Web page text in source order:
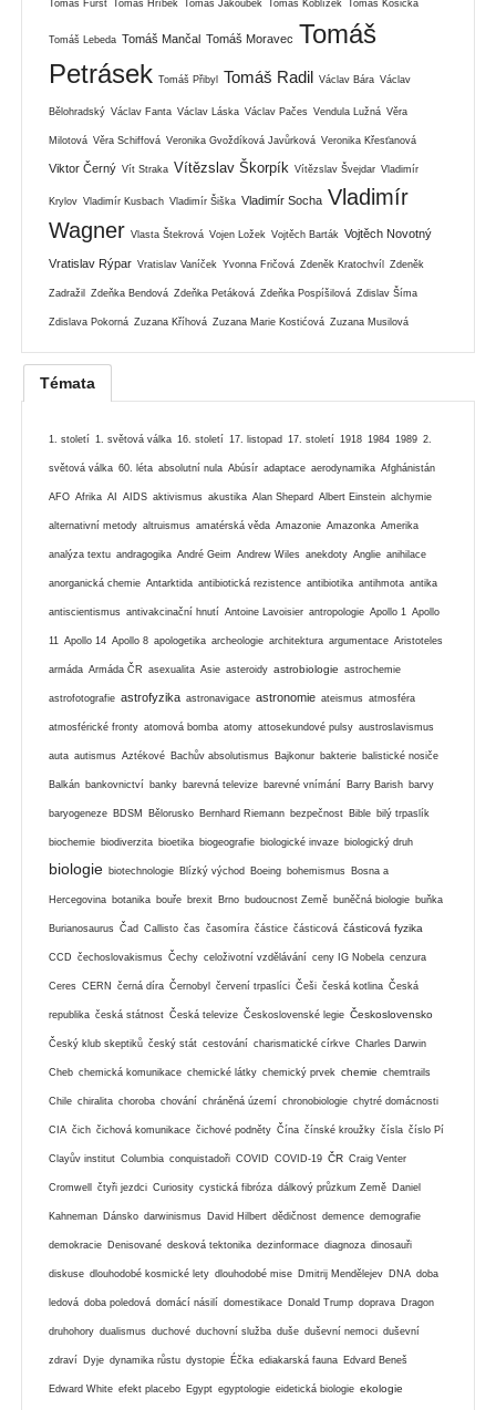
Tomáš Fürst Tomáš Hříbek Tomáš Jakoubek Tomáš Koblížek Tomáš Kosička
Tomáš Lebeda Tomáš Mančal Tomáš Moravec Tomáš
Petrásek Tomáš Přibyl Tomáš Radil Václav Bára Václav
Bělohradský Václav Fanta Václav Láska Václav Pačes Vendula Lužná Věra
Milotová Věra Schiffová Veronika Gvoždíková Javůrková Veronika Křesťanová
Viktor Černý Vít Straka Vítězslav Škorpík Vítězslav Švejdar Vladimír
Krylov Vladimír Kusbach Vladimír Šiška Vladimír Socha Vladimír
Wagner Vlasta Štekrová Vojen Ložek Vojtěch Barták Vojtěch Novotný
Vratislav Rýpar Vratislav Vaníček Yvonna Fričová Zdeněk Kratochvíl Zdeněk
Zadražil Zdeňka Bendová Zdeňka Petáková Zdeňka Pospíšilová Zdislav Šíma
Zdislava Pokorná Zuzana Kříhová Zuzana Marie Kostićová Zuzana Musilová
Témata
1. století 1. světová válka 16. století 17. listopad 17. století 1918 1984 1989 2.
světová válka 60. léta absolutní nula Abúsír adaptace aerodynamika Afghánistán
AFO Afrika AI AIDS aktivismus akustika Alan Shepard Albert Einstein alchymie
alternativní metody altruismus amatérská věda Amazonie Amazonka Amerika
analýza textu andragogika André Geim Andrew Wiles anekdoty Anglie anihilace
anorganická chemie Antarktida antibiotická rezistence antibiotika antihmota antika
antiscientismus antivakcinační hnutí Antoine Lavoisier antropologie Apollo 1 Apollo
11 Apollo 14 Apollo 8 apologetika archeologie architektura argumentace Aristoteles
armáda Armáda ČR asexualita Asie asteroidy astrobiologie astrochemie
astrofotografie astrofyzika astronavigace astronomie ateismus atmosféra
atmosférické fronty atomová bomba atomy attosekundové pulsy austroslavismus
auta autismus Aztékové Bachův absolutismus Bajkonur bakterie balistické nosiče
Balkán bankovnictví banky barevná televize barevné vnímání Barry Barish barvy
baryogeneze BDSM Bělorusko Bernhard Riemann bezpečnost Bible bilý trpaslík
biochemie biodiverzita bioetika biogeografie biologické invaze biologický druh
biologie biotechnologie Blízký východ Boeing bohemismus Bosna a
Hercegovina botanika bouře brexit Brno budoucnost Země buněčná biologie buňka
Burianosaurus Čad Callisto čas časomíra částice částicová částicová fyzika
CCD čechoslovakismus Čechy celoživotní vzdělávání ceny IG Nobela cenzura
Ceres CERN černá díra Černobyl červení trpaslíci Češi česká kotlina Česká
republika česká státnost Česká televize Československé legie Československo
Český klub skeptiků český stát cestování charismatické církve Charles Darwin
Cheb chemická komunikace chemické látky chemický prvek chemie chemtrails
Chile chiralita choroba chování chráněná území chronobiologie chytré domácnosti
CIA čich čichová komunikace čichové podněty Čína čínské kroužky čísla číslo Pí
Clayův institut Columbia conquistadoři COVID COVID-19 ČR Craig Venter
Cromwell čtyři jezdci Curiosity cystická fibróza dálkový průzkum Země Daniel
Kahneman Dánsko darwinismus David Hilbert dědičnost demence demografie
demokracie Denisované desková tektonika dezinformace diagnoza dinosauři
diskuse dlouhodobé kosmické lety dlouhodobé mise Dmitrij Mendělejev DNA doba
ledová doba poledová domácí násilí domestikace Donald Trump doprava Dragon
druhohory dualismus duchové duchovní služba duše duševní nemoci duševní
zdraví Dyje dynamika růstu dystopie Éčka ediakarská fauna Edvard Beneš
Edward White efekt placebo Egypt egyptologie eidetická biologie ekologie